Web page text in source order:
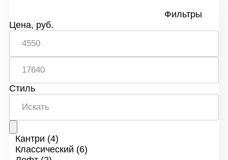
Фильтры
Цена, руб.
Стиль
Кантри (4)
Классический (6)